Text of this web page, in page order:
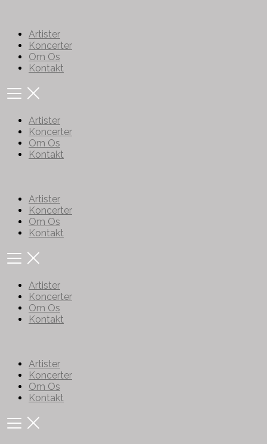
Artister
Koncerter
Om Os
Kontakt
Artister
Koncerter
Om Os
Kontakt
Artister
Koncerter
Om Os
Kontakt
Artister
Koncerter
Om Os
Kontakt
Artister
Koncerter
Om Os
Kontakt